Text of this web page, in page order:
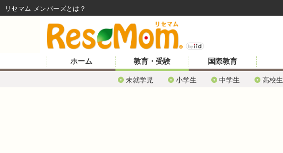
ホーム 教育・受験
未就学児 小学生 中学生 高校生
国際教育
リセマム メンバーズ